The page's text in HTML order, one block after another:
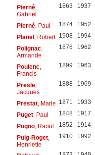
Pierné,
Gabriel
1863 1937
Pierné, Paul 1874 1952
Planel, Robert 1908 1994
Polignac,
Armande
1876 1962
Poulenc,
Francis
1899 1963
Presle,
Jacques
1888 1969
Prestat, Marie 1871 1933
Puget, Paul 1848 1917
Pugno, Raoul 1852 1914
Puig-Roget,
Henriette
1910 1992